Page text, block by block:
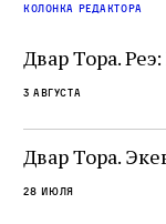
колонка редактора
Двар Тора.
3 августа
Двар Тора.
28 июля